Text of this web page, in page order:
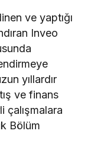
ve yaptığı
Inveo
yıllardır
ve finans
çalışmalara
Bölüm